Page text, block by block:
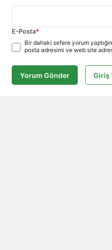
E-Posta*
Bir dahaki sefere yorum
posta adresimi ve web site
Yorum Gönder Giriş